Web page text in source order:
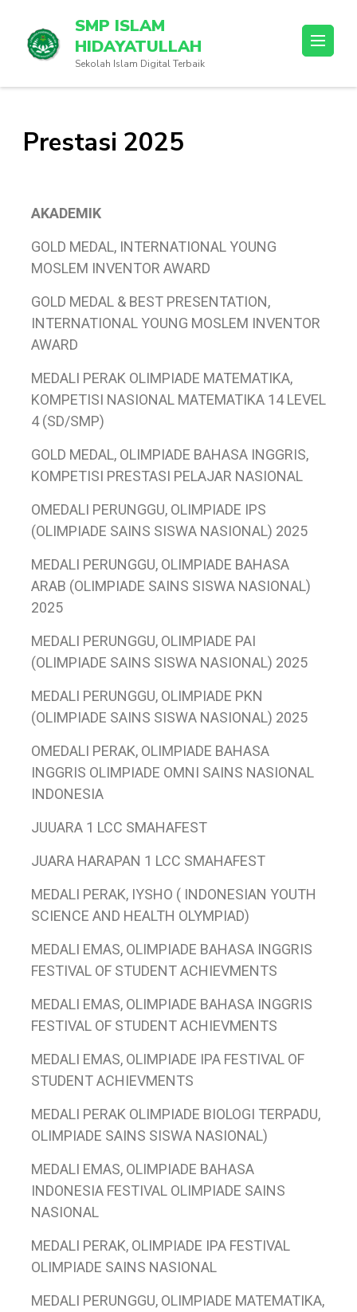
SMP ISLAM
HIDAYATULLAH
Sekolah Islam Digital Terbaik
Prestasi 2025
AKADEMIK
GOLD MEDAL, INTERNATIONAL YOUNG
MOSLEM INVENTOR AWARD
GOLD MEDAL & BEST PRESENTATION,
INTERNATIONAL YOUNG MOSLEM INVENTOR
AWARD
MEDALI PERAK OLIMPIADE MATEMATIKA,
KOMPETISI NASIONAL MATEMATIKA 14 LEVEL
4 (SD/SMP)
GOLD MEDAL, OLIMPIADE BAHASA INGGRIS,
KOMPETISI PRESTASI PELAJAR NASIONAL
OMEDALI PERUNGGU, OLIMPIADE IPS
(OLIMPIADE SAINS SISWA NASIONAL) 2025
MEDALI PERUNGGU, OLIMPIADE BAHASA
ARAB (OLIMPIADE SAINS SISWA NASIONAL)
2025
MEDALI PERUNGGU, OLIMPIADE PAI
(OLIMPIADE SAINS SISWA NASIONAL) 2025
MEDALI PERUNGGU, OLIMPIADE PKN
(OLIMPIADE SAINS SISWA NASIONAL) 2025
OMEDALI PERAK, OLIMPIADE BAHASA
INGGRIS OLIMPIADE OMNI SAINS NASIONAL
INDONESIA
JUUARA 1 LCC SMAHAFEST
JUARA HARAPAN 1 LCC SMAHAFEST
MEDALI PERAK, IYSHO ( INDONESIAN YOUTH
SCIENCE AND HEALTH OLYMPIAD)
MEDALI EMAS, OLIMPIADE BAHASA INGGRIS
FESTIVAL OF STUDENT ACHIEVMENTS
MEDALI EMAS, OLIMPIADE BAHASA INGGRIS
FESTIVAL OF STUDENT ACHIEVMENTS
MEDALI EMAS, OLIMPIADE IPA FESTIVAL OF
STUDENT ACHIEVMENTS
MEDALI PERAK OLIMPIADE BIOLOGI TERPADU,
OLIMPIADE SAINS SISWA NASIONAL)
MEDALI EMAS, OLIMPIADE BAHASA
INDONESIA FESTIVAL OLIMPIADE SAINS
NASIONAL
MEDALI PERAK, OLIMPIADE IPA FESTIVAL
OLIMPIADE SAINS NASIONAL
MEDALI PERUNGGU, OLIMPIADE MATEMATIKA,